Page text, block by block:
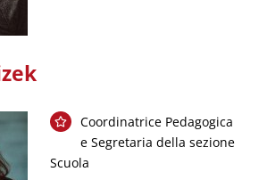
Coordinatrice Pedagogica
e Segretaria della sezione
Scuola